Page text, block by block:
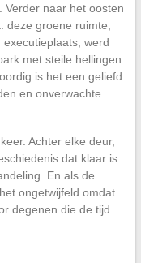
Verder naar het oosten
deze groene ruimte,
werd
met steile hellingen
is het een geliefd
en onverwachte
Achter elke deur,
dat klaar is
En als de
ongetwijfeld omdat
degenen die de tijd